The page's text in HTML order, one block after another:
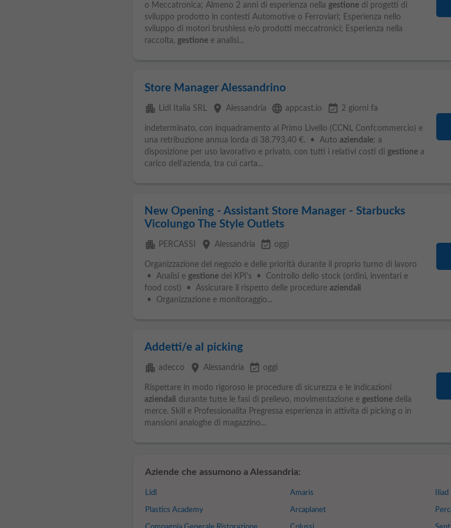
o Meccatronica; Almeno 2 anni di esperienza nella gestionedi progetti di
sviluppo prodotto in contesti Automotive o Ferroviari; Esperienza nello
sviluppo di motori brushless e/o prodotti meccatronici; Esperienza nella
raccolta, gestionee analisi...
Store Manager Alessandrino
apartment Lidl Italia SRL place Alessandria language appcast.io event_available 2 giorni fa
indeterminato, con inquadramento al Primo Livello (CCNL Confcommercio) e
una retribuzione annua lorda di 38.793,40 €. • Auto aziendale: a
disposizione per uso lavorativo e privato, con tutti i relativi costi di gestionea
carico dell’azienda, tra cui carta...
New Opening - Assistant Store Manager - Starbucks
Vicolungo The Style Outlets
apartment PERCASSI place Alessandria event_available oggi
Organizzazione del negozio e delle priorità durante il proprio turno di lavoro
• Analisi e gestionedei KPI's • Controllo dello stock (ordini, inventari e
food cost) • Assicurare il rispetto delle procedure aziendali
• Organizzazione e monitoraggio...
Addetti/e al picking
apartment adecco place Alessandria event_available oggi
Rispettare in modo rigoroso le procedure di sicurezza e le indicazioni
aziendali durante tutte le fasi di prelievo, movimentazione e gestionedella
merce. Skill e Professionalita Pregressa esperienza in attivita di picking o in
mansioni analoghe di magazzino...
Aziende che assumono a Alessandria:
Lidl
Plastics Academy
Amaris
Arcaplanet
Iliad